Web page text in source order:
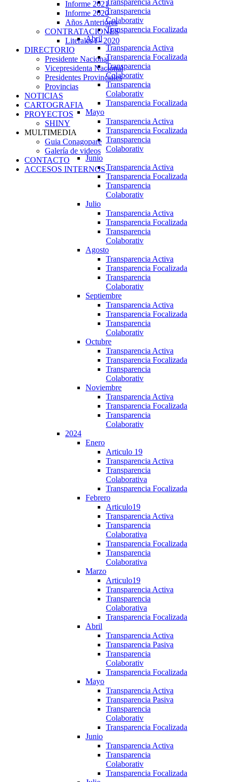
Transparencia Activa
Transparencia
Colaborativ
Transparencia Focalizada
Abril
Transparencia Activa
Transparencia Focalizada
Transparencia
Colaborativ
Transparencia
Colaborativ
Transparencia Focalizada
Mayo
Transparencia Activa
Transparencia Focalizada
Transparencia
Colaborativ
Junio
Transparencia Activa
Transparencia Focalizada
Transparencia
Colaborativ
Julio
Transparencia Activa
Transparencia Focalizada
Transparencia
Colaborativ
Agosto
Transparencia Activa
Transparencia Focalizada
Transparencia
Colaborativ
Septiembre
Transparencia Activa
Transparencia Focalizada
Transparencia
Colaborativ
Octubre
Transparencia Activa
Transparencia Focalizada
Transparencia
Colaborativ
Noviembre
Transparencia Activa
Transparencia Focalizada
Transparencia
Colaborativ
2024
Enero
Articulo 19
Transparencia Activa
Transparencia
Colaborativa
Transparencia Focalizada
Febrero
Articulo19
Transparencia Activa
Transparencia
Colaborativa
Transparencia Focalizada
Transparencia
Colaborativa
Marzo
Articulo19
Transparencia Activa
Transparencia
Colaborativa
Transparencia Focalizada
Abril
Transparencia Activa
Transparencia Pasiva
Transparencia
Colaborativ
Transparencia Focalizada
Mayo
Transparencia Activa
Transparencia Pasiva
Transparencia
Colaborativ
Transparencia Focalizada
Junio
Transparencia Activa
Transparencia
Colaborativ
Transparencia Focalizada
Informe 2021
Informe 2020
Años Anteriores
CONTRATACIONES
Literales i - 2020
DIRECTORIO
Presidente Nacional
Vicepresidenta Nacional
Presidentes Provinciales
Provincias
NOTICIAS
CARTOGRAFIA
PROYECTOS
SHINY
MULTIMEDIA
Guia Conagopare
Galería de videos
CONTACTO
ACCESOS INTERNOS